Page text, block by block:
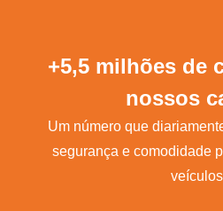
+5,5 milhões de
nossos
Um número que
segurança e comodidade